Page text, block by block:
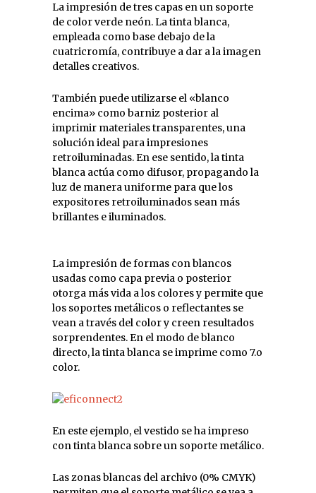
La impresión de tres capas en un soporte
de color verde neón. La tinta blanca,
empleada como base debajo de la
cuatricromía, contribuye a dar a la imagen
detalles creativos.
También puede utilizarse el «blanco
encima» como barniz posterior al
imprimir materiales transparentes, una
solución ideal para impresiones
retroiluminadas. En ese sentido, la tinta
blanca actúa como difusor, propagando la
luz de manera uniforme para que los
expositores retroiluminados sean más
brillantes e iluminados.
La impresión de formas con blancos
usadas como capa previa o posterior
otorga más vida a los colores y permite que
los soportes metálicos o reflectantes se
vean a través del color y creen resultados
sorprendentes. En el modo de blanco
directo, la tinta blanca se imprime como 7.o
color.
En este ejemplo, el vestido se ha impreso
con tinta blanca sobre un soporte metálico.
Las zonas blancas del archivo (0% CMYK)